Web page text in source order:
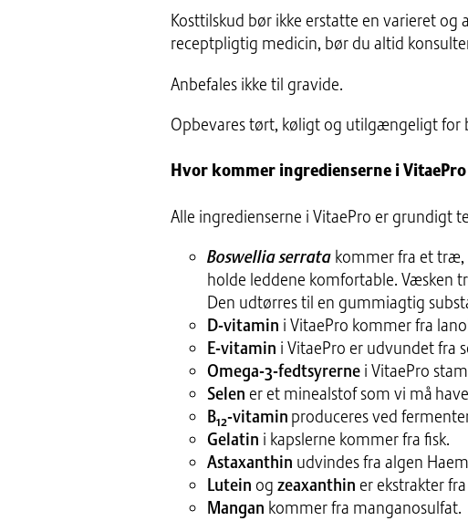
Kosttilskud bør ikke erstatte en varieret og
receptpligtig medicin, bør du altid
Anbefales ikke til gravide.
Opbevares tørt, køligt og utilgængeligt for
Hvor kommer ingredienserne i
Alle ingredienserne i VitaePro er grundigt
Boswellia serrata kommer fra et træ,
holde leddene komfortable. Væsken
Den udtørres til en gummiagtig
D-vitamin i VitaePro kommer fra
E-vitamin i VitaePro er udvundet fra
Omega-3-fedtsyrerne i VitaePro
Selen er et minealstof som vi må
B12-vitamin produceres ved
Gelatin i kapslerne kommer fra fisk.
Astaxanthin udvindes fra algen
Lutein og zeaxanthin er ekstrakter
Mangan kommer fra manganosulfat.